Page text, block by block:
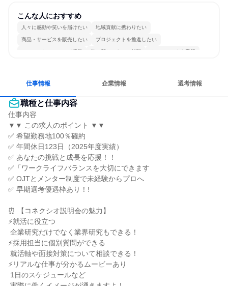
こんな人におすすめ
人々に感動や笑いを届けたい 地域貢献に携わりたい
商品・サービスを販売したい プロジェクトを推進したい
コミュニケーションが活発 常に新しいものに挑戦 チームワークを重視
仕事情報 企業情報 選考情報
職種と仕事内容
仕事内容
▼▼ この求人のポイント ▼▼
✅ 希望勤務地100％確約
✅ 年間休日123日（2025年度実績）
✅ あなたの挑戦と成長を応援！！
✅「ワークライフバランスを大切にできます
✅ OJTとメンター制度で未経験からプロへ
✅ 早期選考優遇枠あり！!
⏰ 【コネクシオ説明会の魅力】
⚡就活に役立つ
⚡採用担当に個別質問ができる
⚡リアルな仕事が分かるムービーあり